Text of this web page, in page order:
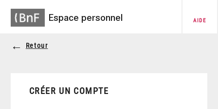
Espace personnel AIDE
Retour
CRÉER UN COMPTE